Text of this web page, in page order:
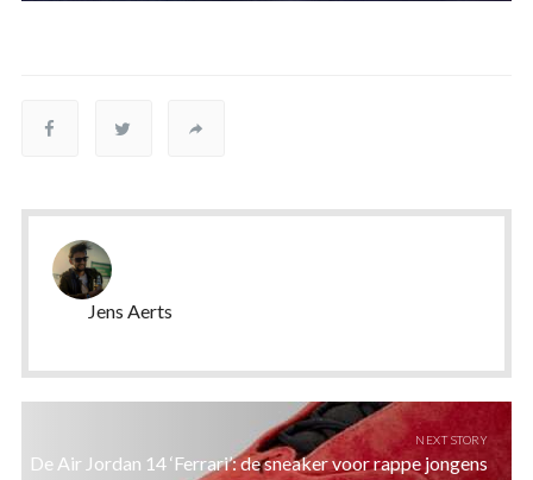
Jens Aerts
NEXT STORY
De Air Jordan 14 ‘Ferrari’: de sneaker voor rappe jongens